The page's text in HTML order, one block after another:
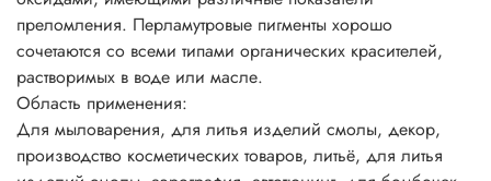
созданию множества цветовых блестящих эффектов и
выразительных оттенков...
Совместное использование интерференционных цветов и
абсорбирующих красителей дает эффект двух тонов, когда
оттенок меняется в зависимости от угла зрения, например,
розовый лак с фиолетовым блеском. Продукция,
преломления. Перламутровые пигменты хорошо
сочетаются со всеми типами органических красителей,
растворимых в воде или масле.
Область применения:
Для мыловарения, для литья изделий смолы, декор,
производство косметических товаров, литьё, для литья